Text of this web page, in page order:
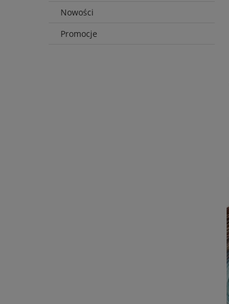
Nowości
Promocje